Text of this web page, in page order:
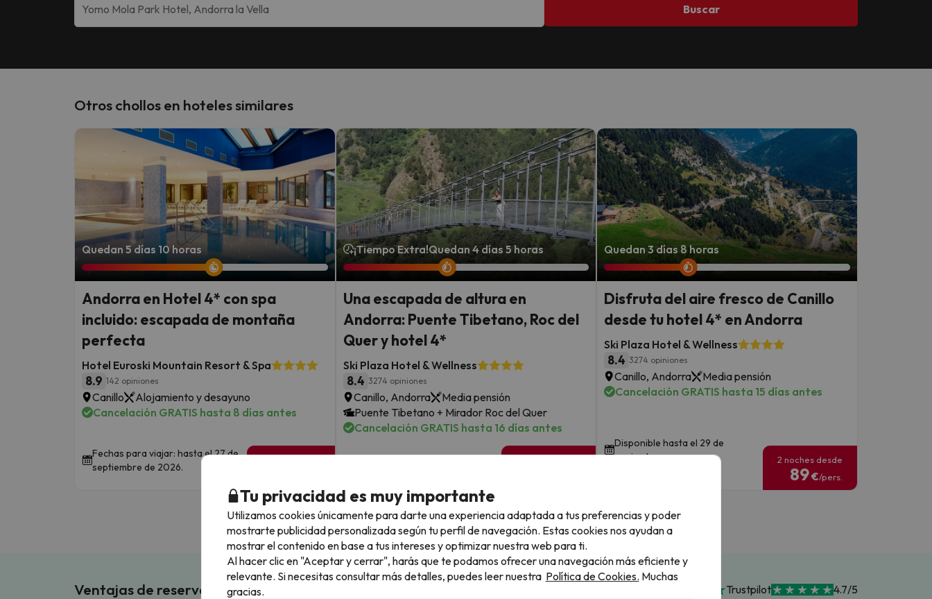
Buscar
Otros chollos en hoteles similares
Quedan 5 días 10 horas
Andorra en Hotel 4* con spa
incluido: escapada de montaña
perfecta
Hotel Euroski Mountain Resort & Spa
8.9 142 opiniones
Canillo
Alojamiento y desayuno
Cancelación GRATIS hasta 8 días antes
Fechas para viajar: hasta el 27 de
septiembre de 2026.
¡Tiempo Extra!Quedan 4 días 5 horas
Una escapada de altura en
Andorra: Puente Tibetano, Roc del
Quer y hotel 4*
Ski Plaza Hotel & Wellness
8.4 3274 opiniones
Canillo, Andorra
Media pensión
Puente Tibetano + Mirador Roc del Quer
Cancelación GRATIS hasta 16 días antes
Quedan 3 días 8 horas
Disfruta del aire fresco de Canillo
desde tu hotel 4* en Andorra
Ski Plaza Hotel & Wellness
8.4 3274 opiniones
Canillo, Andorra
Media pensión
Cancelación GRATIS hasta 15 días antes
Disponible hasta el 29 de
noviembre.
2 noches desde
89€/pers.
Ver todos los chollos
Ventajas de reservar en Buscounchollo Trustpilot 4.7/5
Tu privacidad es muy importante
Utilizamos cookies únicamente para darte una experiencia adaptada a tus preferencias y poder
mostrarte publicidad personalizada según tu perfil de navegación. Estas cookies nos ayudan a
mostrar el contenido en base a tus intereses y optimizar nuestra web para ti.
Al hacer clic en "Aceptar y cerrar", harás que te podamos ofrecer una navegación más eficiente y
relevante. Si necesitas consultar más detalles, puedes leer nuestra Política de Cookies. Muchas
gracias.